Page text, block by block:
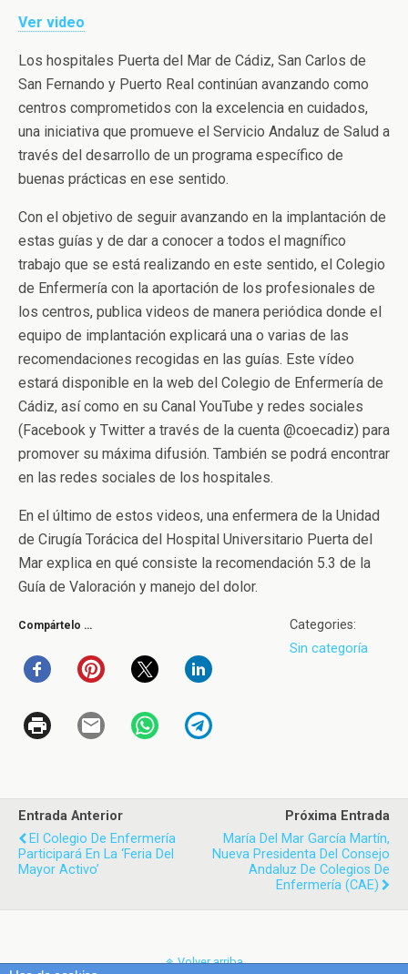
Ver video
Los hospitales Puerta del Mar de Cádiz, San Carlos de
San Fernando y Puerto Real continúan avanzando como
centros comprometidos con la excelencia en cuidados,
una iniciativa que promueve el Servicio Andaluz de Salud a
través del desarrollo de un programa específico de
buenas prácticas en ese sentido.
Con el objetivo de seguir avanzando en la implantación de
estas guías y de dar a conocer a todos el magnífico
trabajo que se está realizando en este sentido, el Colegio
de Enfermería con la aportación de los profesionales de
los centros, publica videos de manera periódica donde el
equipo de implantación explicará una o varias de las
recomendaciones recogidas en las guías. Este vídeo
estará disponible en la web del Colegio de Enfermería de
Cádiz, así como en su Canal YouTube y redes sociales
(Facebook y Twitter a través de la cuenta @coecadiz) para
promover su máxima difusión. También se podrá encontrar
en las redes sociales de los hospitales.
En el último de estos videos, una enfermera de la Unidad
de Cirugía Torácica del Hospital Universitario Puerta del
Mar explica en qué consiste la recomendación 5.3 de la
Guía de Valoración y manejo del dolor.
Compártelo …
Categories:
Sin categoría
Entrada Anterior
El Colegio De Enfermería
Participará En La ‘Feria Del
Mayor Activo’
Próxima Entrada
María Del Mar García Martín,
Nueva Presidenta Del Consejo
Andaluz De Colegios De
Enfermería (CAE)
Volver arriba